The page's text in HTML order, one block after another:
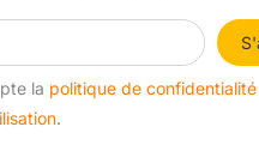
la politique de confidentialité
.